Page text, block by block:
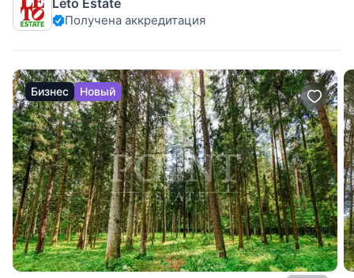
эстейт", расположенном в 24 км от МКАД по
Новорижскому шоссе. Участок полевой, правильной
Получена аккредитация
Бизнес Новый